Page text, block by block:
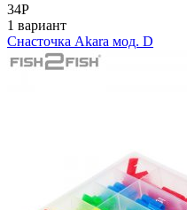
34Р
1 вариант
Снасточка Akara мод. D